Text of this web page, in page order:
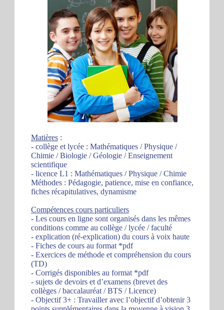
Matières :
- collège et lycée : Mathématiques / Physique /
Chimie / Biologie / Géologie / Enseignement
scientifique
- licence L1 : Mathématiques / Physique / Chimie
Méthodes : Pédagogie, patience, mise en confiance,
fiches récapitulatives, dynamisme
Compétences cours particuliers
- Les cours en ligne sont organisés dans les mêmes
conditions comme au collège / lycée / faculté
- explication (ré-explication) du cours à voix haute
- Fiches de cours au format *pdf
- Exercices de méthode et compréhension du cours
(TD)
- Corrigés disponibles au format *pdf
- sujets de devoirs et d’examens (brevet des
collèges / baccalauréat / BTS / Licence)
- Objectif 3+ : Travailler avec l’objectif d’obtenir 3